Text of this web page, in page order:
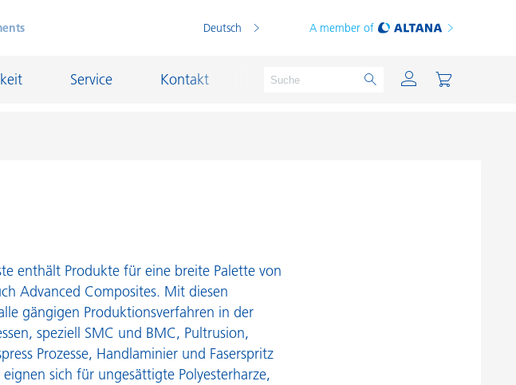
Deutsch A member of
Service Kontakt
und Gasindustrie
Care
Schmierstoffe und Formtrennmittel
Thermoplaste
Thermosets
enthält Produkte für eine breite Palette von
Advanced Composites. Mit diesen
gängigen Produktionsverfahren in der
speziell SMC und BMC, Pultrusion,
Prozesse, Handlaminier und Faserspritz
sich für ungesättigte Polyesterharze,